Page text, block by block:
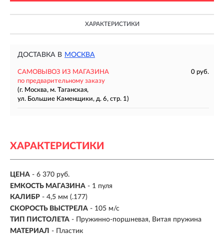
ХАРАКТЕРИСТИКИ
ДОСТАВКА В МОСКВА
САМОВЫВОЗ ИЗ МАГАЗИНА
0 руб.
по предварительному заказу
(г. Москва, м. Таганская,
ул. Большие Каменщики, д. 6, стр. 1)
ХАРАКТЕРИСТИКИ
ЦЕНА - 6 370 руб.
ЕМКОСТЬ МАГАЗИНА - 1 пуля
КАЛИБР - 4,5 мм (.177)
СКОРОСТЬ ВЫСТРЕЛА - 105 м/с
ТИП ПИСТОЛЕТА -
Пружинно-поршневая, Витая пружина
МАТЕРИАЛ - Пластик